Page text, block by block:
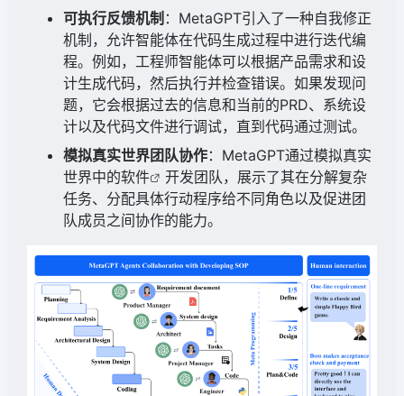
可执行反馈机制 ：MetaGPT引入了一种自我修正
机制，允许智能体在代码生成过程中进行迭代编
程。例如，工程师智能体可以根据产品需求和设
计生成代码，然后执行并检查错误。如果发现问
题，它会根据过去的信息和当前的PRD、系统设
计以及代码文件进行调试，直到代码通过测试。
模拟真实世界团队协作：MetaGPT通过模拟真实
世界中的软件
开发团队，展示了其在分解复杂
任务、分配具体行动程序给不同角色以及促进团
队成员之间协作的能力。